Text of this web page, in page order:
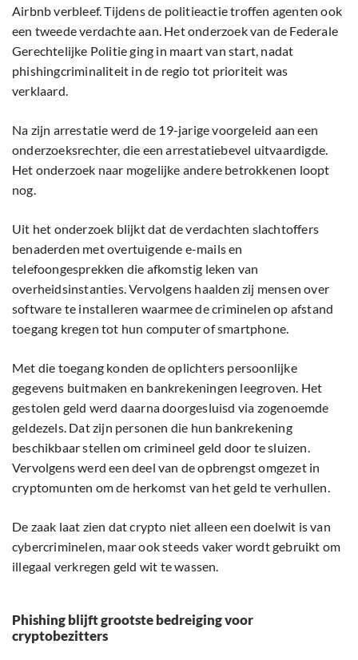
Airbnb verbleef. Tijdens de politieactie troffen agenten ook
een tweede verdachte aan. Het onderzoek van de Federale
Gerechtelijke Politie ging in maart van start, nadat
phishingcriminaliteit in de regio tot prioriteit was
verklaard.
Na zijn arrestatie werd de 19-jarige voorgeleid aan een
onderzoeksrechter, die een arrestatiebevel uitvaardigde.
Het onderzoek naar mogelijke andere betrokkenen loopt
nog.
Uit het onderzoek blijkt dat de verdachten slachtoffers
benaderden met overtuigende e-mails en
telefoongesprekken die afkomstig leken van
overheidsinstanties. Vervolgens haalden zij mensen over
software te installeren waarmee de criminelen op afstand
toegang kregen tot hun computer of smartphone.
Met die toegang konden de oplichters persoonlijke
gegevens buitmaken en bankrekeningen leegroven. Het
gestolen geld werd daarna doorgesluisd via zogenoemde
geldezels. Dat zijn personen die hun bankrekening
beschikbaar stellen om crimineel geld door te sluizen.
Vervolgens werd een deel van de opbrengst omgezet in
cryptomunten om de herkomst van het geld te verhullen.
De zaak laat zien dat crypto niet alleen een doelwit is van
cybercriminelen, maar ook steeds vaker wordt gebruikt om
illegaal verkregen geld wit te wassen.
Phishing blijft grootste bedreiging voor
cryptobezitters